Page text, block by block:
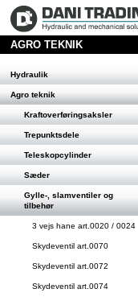
AGRO TEKNIK
Hydraulik
Agro teknik
Kraftoverføringsaksler
Trepunktsdele
Teleskopcylinder
Sæder
Gylle-, slamventiler og
tilbehør
3 vejs hane art.0020 / 0024
Skydeventil art.0070
Skydeventil art.0072
Skydeventil art.0074